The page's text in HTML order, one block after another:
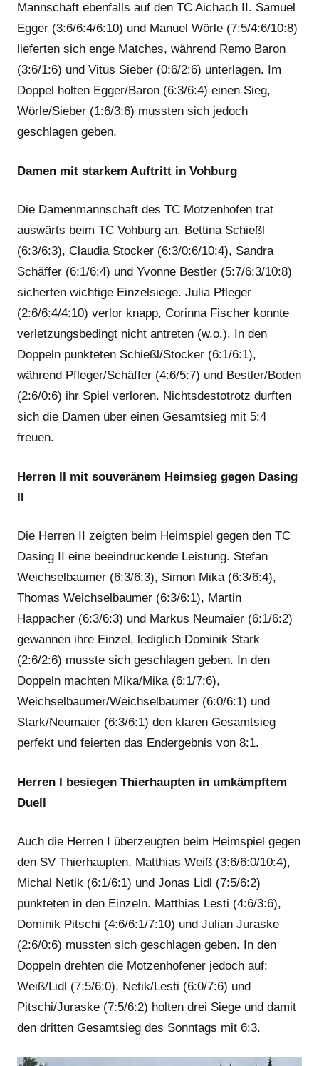
Mannschaft ebenfalls auf den TC Aichach II. Samuel
Egger (3:6/6:4/6:10) und Manuel Wörle (7:5/4:6/10:8)
lieferten sich enge Matches, während Remo Baron
(3:6/1:6) und Vitus Sieber (0:6/2:6) unterlagen. Im
Doppel holten Egger/Baron (6:3/6:4) einen Sieg,
Wörle/Sieber (1:6/3:6) mussten sich jedoch
geschlagen geben.
Damen mit starkem Auftritt in Vohburg
Die Damenmannschaft des TC Motzenhofen trat
auswärts beim TC Vohburg an. Bettina Schießl
(6:3/6:3), Claudia Stocker (6:3/0:6/10:4), Sandra
Schäffer (6:1/6:4) und Yvonne Bestler (5:7/6:3/10:8)
sicherten wichtige Einzelsiege. Julia Pfleger
(2:6/6:4/4:10) verlor knapp, Corinna Fischer konnte
verletzungsbedingt nicht antreten (w.o.). In den
Doppeln punkteten Schießl/Stocker (6:1/6:1),
während Pfleger/Schäffer (4:6/5:7) und Bestler/Boden
(2:6/0:6) ihr Spiel verloren. Nichtsdestotrotz durften
sich die Damen über einen Gesamtsieg mit 5:4
freuen.
Herren II mit souveränem Heimsieg gegen Dasing
II
Die Herren II zeigten beim Heimspiel gegen den TC
Dasing II eine beeindruckende Leistung. Stefan
Weichselbaumer (6:3/6:3), Simon Mika (6:3/6:4),
Thomas Weichselbaumer (6:3/6:1), Martin
Happacher (6:3/6:3) und Markus Neumaier (6:1/6:2)
gewannen ihre Einzel, lediglich Dominik Stark
(2:6/2:6) musste sich geschlagen geben. In den
Doppeln machten Mika/Mika (6:1/7:6),
Weichselbaumer/Weichselbaumer (6:0/6:1) und
Stark/Neumaier (6:3/6:1) den klaren Gesamtsieg
perfekt und feierten das Endergebnis von 8:1.
Herren I besiegen Thierhaupten in umkämpftem
Duell
Auch die Herren I überzeugten beim Heimspiel gegen
den SV Thierhaupten. Matthias Weiß (3:6/6:0/10:4),
Michal Netik (6:1/6:1) und Jonas Lidl (7:5/6:2)
punkteten in den Einzeln. Matthias Lesti (4:6/3:6),
Dominik Pitschi (4:6/6:1/7:10) und Julian Juraske
(2:6/0:6) mussten sich geschlagen geben. In den
Doppeln drehten die Motzenhofener jedoch auf:
Weiß/Lidl (7:5/6:0), Netik/Lesti (6:0/7:6) und
Pitschi/Juraske (7:5/6:2) holten drei Siege und damit
den dritten Gesamtsieg des Sonntags mit 6:3.